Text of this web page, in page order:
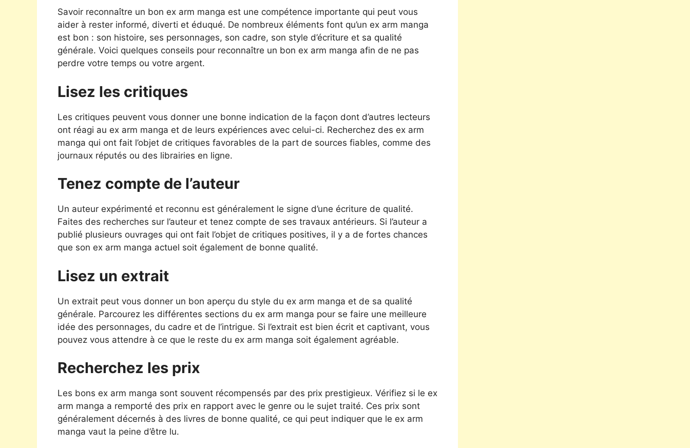
Savoir reconnaître un bon ex arm manga est une compétence importante qui peut vous
aider à rester informé, diverti et éduqué. De nombreux éléments font qu’un ex arm manga
est bon : son histoire, ses personnages, son cadre, son style d’écriture et sa qualité
générale. Voici quelques conseils pour reconnaître un bon ex arm manga afin de ne pas
perdre votre temps ou votre argent.
Lisez les critiques
Les critiques peuvent vous donner une bonne indication de la façon dont d’autres lecteurs
ont réagi au ex arm manga et de leurs expériences avec celui-ci. Recherchez des ex arm
manga qui ont fait l’objet de critiques favorables de la part de sources fiables, comme des
journaux réputés ou des librairies en ligne.
Tenez compte de l’auteur
Un auteur expérimenté et reconnu est généralement le signe d’une écriture de qualité.
Faites des recherches sur l’auteur et tenez compte de ses travaux antérieurs. Si l’auteur a
publié plusieurs ouvrages qui ont fait l’objet de critiques positives, il y a de fortes chances
que son ex arm manga actuel soit également de bonne qualité.
Lisez un extrait
Un extrait peut vous donner un bon aperçu du style du ex arm manga et de sa qualité
générale. Parcourez les différentes sections du ex arm manga pour se faire une meilleure
idée des personnages, du cadre et de l’intrigue. Si l’extrait est bien écrit et captivant, vous
pouvez vous attendre à ce que le reste du ex arm manga soit également agréable.
Recherchez les prix
Les bons ex arm manga sont souvent récompensés par des prix prestigieux. Vérifiez si le ex
arm manga a remporté des prix en rapport avec le genre ou le sujet traité. Ces prix sont
généralement décernés à des livres de bonne qualité, ce qui peut indiquer que le ex arm
manga vaut la peine d’être lu.